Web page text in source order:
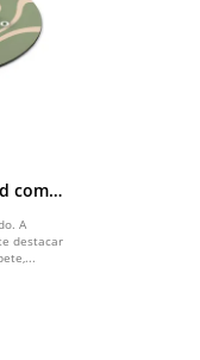
com
A
destacar